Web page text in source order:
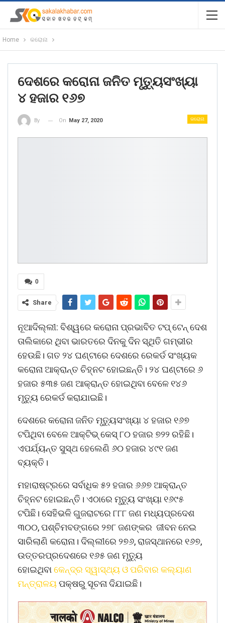
Home କରୋନା
ଦେଶରେ କରୋନା ଜନିତ ମୃତ୍ୟୁସଂଖ୍ୟା
୪ ହଜାର ୧୬୭
କରୋନା
By On May 27, 2020
0
Share
ନୂଆଦିଲ୍ଲୀ: ବିଶ୍ୱରେ କରୋନା ପ୍ରଭାବିତ ଟପ୍ ଟେନ୍ ଦେଶ
ତାଲିକାରେ ଥିବା ଭାରତରେ ଦିନକୁ ଦିନ ସ୍ଥିତି ଗମ୍ଭୀର
ହେଉଛି। ଗତ ୨୪ ଘଣ୍ଟାରେ ଦେଶରେ ରେକର୍ଡ ସଂଖ୍ୟକ
କରୋନା ଆକ୍ରାନ୍ତ ଚିହ୍ନଟ ହୋଇଛନ୍ତି। ୨୪ ଘଣ୍ଟାରେ ୬
ହଜାର ୫୩୫ ଜଣ ଆକ୍ରାନ୍ତ ହୋଇଥିବା ବେଳେ ୧୪୬
ମୃତ୍ୟୁ ରେକର୍ଡ କରାଯାଇଛି।
ଦେଶରେ କରୋନା ଜନିତ ମୃତ୍ୟୁସଂଖ୍ୟା ୪ ହଜାର ୧୬୭
ଟପିଥିବା ବେଳେ ଆକ୍ଟିଭ୍‌ କେସ୍ ୮୦ ହଜାର ୭୨୨ ରହିଛି।
ଏପର୍ଯ୍ୟନ୍ତ ସୁସ୍ଥ ହେଲେଣି ୬୦ ହଜାର ୪୯୧ ଜଣ
ବ୍ୟକ୍ତି।
ମହାରାଷ୍ଟ୍ରରେ ସର୍ବାଧିକ ୫୨ ହଜାର ୬୬୭ ଆକ୍ରାନ୍ତ
ଚିହ୍ନଟ ହୋଇଛନ୍ତି। ଏଠାରେ ମୃତ୍ୟୁ ସଂଖ୍ୟା ୧୬୯୫
ଟପିଛି। ସେହିଭଳି ଗୁଜରାଟରେ ୮୮୮ ଜଣ ମଧ୍ୟପ୍ରଦେଶ
୩୦୦, ପଶ୍ଚିମବଙ୍ଗରେ ୨୭୮ ଜଣଙ୍କର ଜୀବନ ନେଇ
ସାରିଲାଣି କରୋନା। ଦିଲ୍ଲୀରେ ୨୭୬, ରାଜସ୍ଥାନରେ ୧୬୭,
ଉତ୍ତରପ୍ରଦେଶରେ ୧୬୫ ଜଣ ମୃତ୍ୟୁ
ହୋଇଥିବାକେନ୍ଦ୍ର ସ୍ୱାସ୍ଥ୍ୟ ଓ ପରିବାର କଲ୍ୟାଣ
ମନ୍ତ୍ରାଳୟପକ୍ଷରୁ ସୂଚନା ଦିଯାଇଛି।